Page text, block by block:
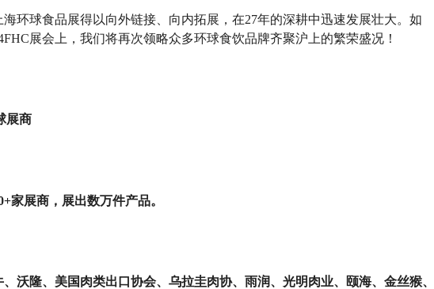
环球食品展得以向外链接、向内拓展，在27年的深耕中迅速发展壮大。如
展会上，我们将再次领略众多环球食饮品牌齐聚沪上的繁荣盛况！
展商
家展商，展出数万件产品。
沃隆、美国肉类出口协会、乌拉圭肉协、雨润、光明肉业、颐海、金丝猴、